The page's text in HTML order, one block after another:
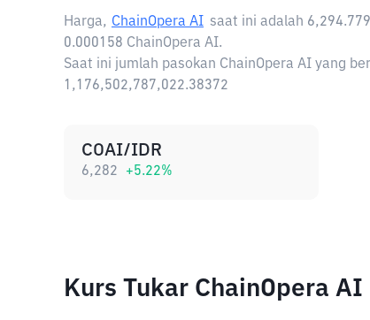
Harga, ChainOpera AI saat ini adalah
0.000158 ChainOpera AI.
Saat ini jumlah pasokan ChainOpera AI yang
1,176,502,787,022.38372
COAI/IDR
6,282 +5.22%
Kurs Tukar ChainOpera